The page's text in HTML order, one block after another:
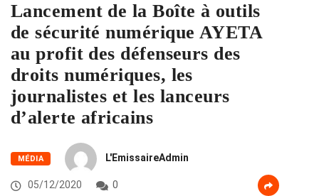
Lancement de la Boîte à outils
de sécurité numérique AYETA
au profit des défenseurs des
droits numériques, les
journalistes et les lanceurs
d’alerte africains
MÉDIA L'EmissaireAdmin
05/12/2020 0